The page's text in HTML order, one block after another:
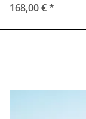
168,00 €*